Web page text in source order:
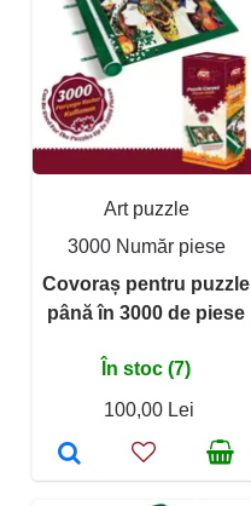
Art puzzle
3000 Număr piese
Covoraș pentru puzzle
până în 3000 de piese
În stoc (7)
100,00 Lei